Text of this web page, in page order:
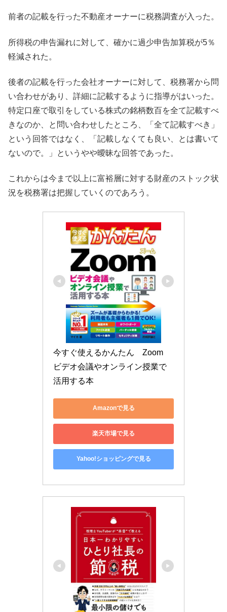
前者の記載を行った不動産オーナーに税務調査が入った。
所得税の申告漏れに対して、確かに過少申告加算税が5％
軽減された。
後者の記載を行った会社オーナーに対して、税務署から問
い合わせがあり、詳細に記載するように指導がはいった。
特定口座で取引をしている株式の銘柄数百を全て記載すべ
きなのか、と問い合わせしたところ、「全て記載すべき」
という回答ではなく、「記載しなくても良い、とは書いて
ないので。」というやや曖昧な回答であった。
これからは今まで以上に富裕層に対する財産のストック状
況を税務署は把握していくのであろう。
今すぐ使えるかんたん　Zoom
ビデオ会議やオンライン授業で
活用する本
Amazonで見る
楽天市場で見る
Yahoo!ショッピングで見る